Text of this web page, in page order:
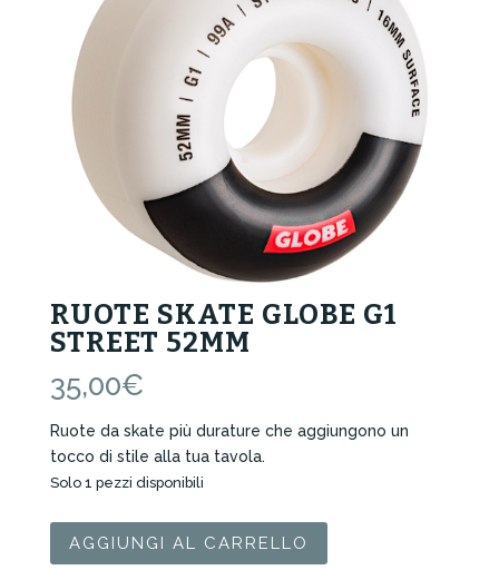
RUOTE SKATE GLOBE G1
STREET 52MM
35,00€
Ruote da skate più durature che aggiungono un
tocco di stile alla tua tavola.
Solo 1 pezzi disponibili
Ruote
Skate
AGGIUNGI AL CARRELLO